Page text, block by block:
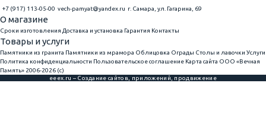
+7 (917) 113-05-00 vech-pamyat@yandex.ru г. Самара, ул. Гагарина, 69
О магазине
Сроки изготовления Доставка и установка Гарантия Контакты
Товары и услуги
Памятники из гранита Памятники из мрамора Облицовка Ограды Столы и лавочки Услуги
Политика конфиденциальности Пользовательское соглашение Карта сайта ООО «Вечная
Память» 2006-2026 (с)
eeex.ru – Создание сайтов, приложений, продвижение